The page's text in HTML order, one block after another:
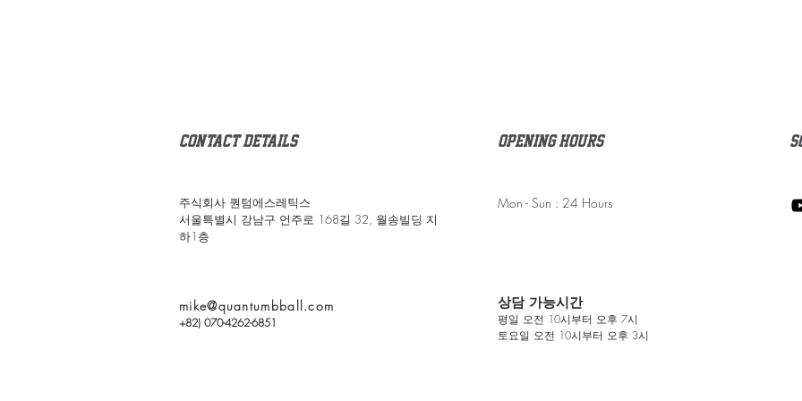
Contact details
주식회사 퀀텀에스레틱스
서울특별시 강남구 언주로 168길 32, 월송빌딩 지
하1층
mike@quantumbball.com
+82) 070-4262-6851
Opening Hours
Mon - Sun : 24 Hours
상담 가능시간
평일 오전 10시부터 오후 7시
​토요일 오전 10시부터 오후 3시